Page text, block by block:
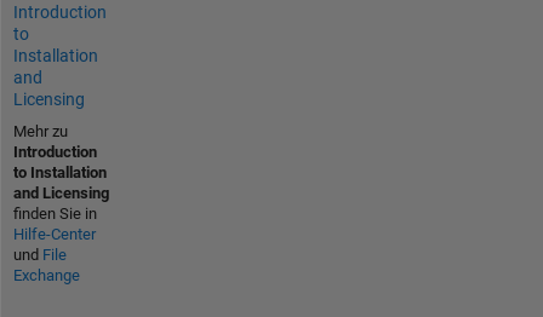
Introduction
to
Installation
and
Licensing
Mehr zu
Introduction
to Installation
and Licensing
finden Sie in
Hilfe-Center
und File
Exchange